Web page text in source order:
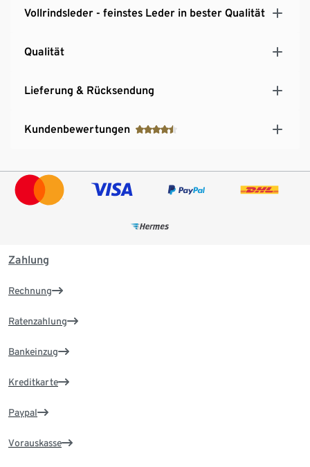
Vollrindsleder - feinstes Leder in bester Qualität
Qualität
Lieferung & Rücksendung
Kundenbewertungen
Zahlung
Rechnung
Ratenzahlung
Bankeinzug
Kreditkarte
Paypal
Vorauskasse